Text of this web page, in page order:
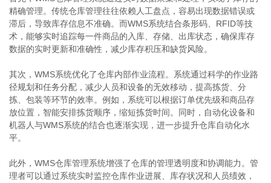
精确管理。传统仓库管理往往依赖人工盘点，容易出现数据错误或
滞后，导致库存信息不准确。而WMS系统结合条形码、RFID等技
术，能够实时追踪每一件商品的入库、存储、出库状态，确保库存
数据的实时更新和准确性，减少库存积压和缺货风险。
其次，WMS系统优化了仓库内部作业流程。系统通过科学的作业路
径规划和任务分配，减少人员和设备的无效移动，提高拣货、分
拣、包装等环节的效率。例如，系统可以根据订单优先级和商品存
放位置，智能安排拣货顺序，缩短拣货时间。同时，自动化设备和
机器人与WMS系统的结合也逐渐实现，进一步提升仓库自动化水
平。
此外，WMS仓库管理系统增强了仓库的管理透明度和协调能力。管
理者可以通过系统实时监控仓库作业进展、库存状况和人员绩效，